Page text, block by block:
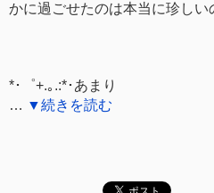
かに過ごせたのは本当に珍しい
*･゜+.｡.:*･あまり
… ▼続きを読む